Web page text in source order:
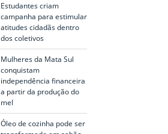
Estudantes criam
campanha para estimular
atitudes cidadãs dentro
dos coletivos
Mulheres da Mata Sul
conquistam
independência financeira
a partir da produção do
mel
Óleo de cozinha pode ser